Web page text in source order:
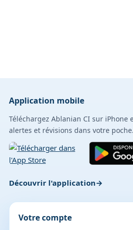
Application mobile
Téléchargez Ablanian CI sur iPhone
alertes et révisions dans votre poche.
Découvrir l'application
Votre compte